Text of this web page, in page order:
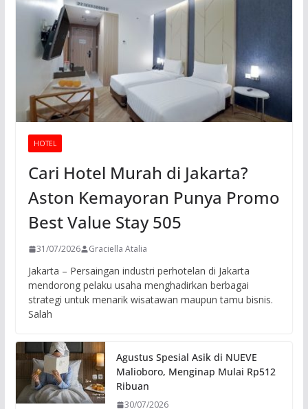
HOTEL
Cari Hotel Murah di Jakarta?
Aston Kemayoran Punya Promo
Best Value Stay 505
31/07/2026 Graciella Atalia
Jakarta – Persaingan industri perhotelan di Jakarta
mendorong pelaku usaha menghadirkan berbagai
strategi untuk menarik wisatawan maupun tamu bisnis.
Salah
Agustus Spesial Asik di NUEVE
Malioboro, Menginap Mulai Rp512
Ribuan
30/07/2026